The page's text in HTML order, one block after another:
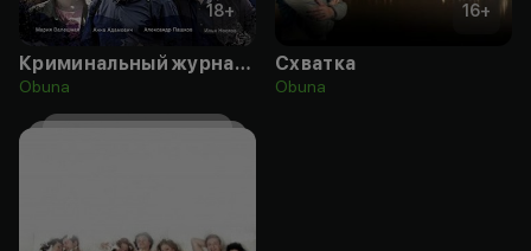
18+
Криминальный журналист
Obuna
16+
Схватка
Obuna